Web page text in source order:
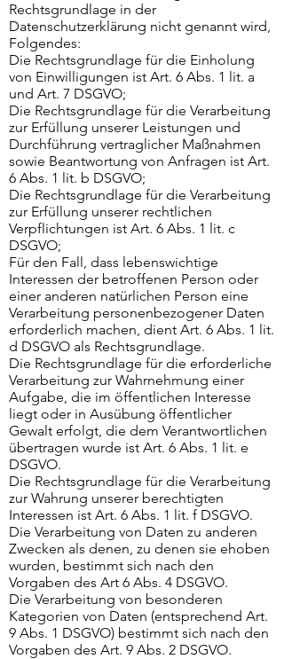
Rechtsgrundlage in der
Datenschutzerklärung nicht genannt wird,
Folgendes:
Die Rechtsgrundlage für die Einholung
von Einwilligungen ist Art. 6 Abs. 1 lit. a
und Art. 7 DSGVO;
Die Rechtsgrundlage für die Verarbeitung
zur Erfüllung unserer Leistungen und
Durchführung vertraglicher Maßnahmen
sowie Beantwortung von Anfragen ist Art.
6 Abs. 1 lit. b DSGVO;
Die Rechtsgrundlage für die Verarbeitung
zur Erfüllung unserer rechtlichen
Verpflichtungen ist Art. 6 Abs. 1 lit. c
DSGVO;
Für den Fall, dass lebenswichtige
Interessen der betroffenen Person oder
einer anderen natürlichen Person eine
Verarbeitung personenbezogener Daten
erforderlich machen, dient Art. 6 Abs. 1 lit.
d DSGVO als Rechtsgrundlage.
Die Rechtsgrundlage für die erforderliche
Verarbeitung zur Wahrnehmung einer
Aufgabe, die im öffentlichen Interesse
liegt oder in Ausübung öffentlicher
Gewalt erfolgt, die dem Verantwortlichen
übertragen wurde ist Art. 6 Abs. 1 lit. e
DSGVO.
Die Rechtsgrundlage für die Verarbeitung
zur Wahrung unserer berechtigten
Interessen ist Art. 6 Abs. 1 lit. f DSGVO.
Die Verarbeitung von Daten zu anderen
Zwecken als denen, zu denen sie ehoben
wurden, bestimmt sich nach den
Vorgaben des Art 6 Abs. 4 DSGVO.
Die Verarbeitung von besonderen
Kategorien von Daten (entsprechend Art.
9 Abs. 1 DSGVO) bestimmt sich nach den
Vorgaben des Art. 9 Abs. 2 DSGVO.